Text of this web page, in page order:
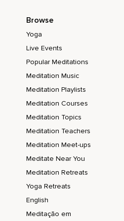
Que estás aquí.
Y que este día es una página en
Un regalo para que lo pintes
Siente como esa energía despierta,
Baja por tu columna,
Inunda tus piernas y llega hasta
Tu cuerpo se llena de una
Es una energía de presencia y de
Y te sientes completamente lista
Lleva tus manos al centro de tu
Browse
Yoga
Live Events
Popular Meditations
Meditation Music
Meditation Playlists
Meditation Courses
Meditation Topics
Meditation Teachers
Meditation Meet-ups
Meditate Near You
Meditation Retreats
Yoga Retreats
English
Meditação em